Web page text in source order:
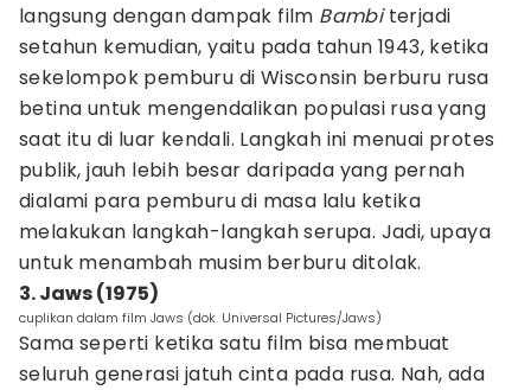
langsung dengan dampak film Bambiterjadi
setahun kemudian, yaitu pada tahun 1943, ketika
sekelompok pemburu di Wisconsin berburu rusa
betina untuk mengendalikan populasi rusa yang
saat itu di luar kendali. Langkah ini menuai protes
publik, jauh lebih besar daripada yang pernah
dialami para pemburu di masa lalu ketika
melakukan langkah-langkah serupa. Jadi, upaya
untuk menambah musim berburu ditolak.
3. Jaws (1975)
cuplikan dalam film Jaws (dok. Universal Pictures/Jaws)
Sama seperti ketika satu film bisa membuat
seluruh generasi jatuh cinta pada rusa. Nah, ada